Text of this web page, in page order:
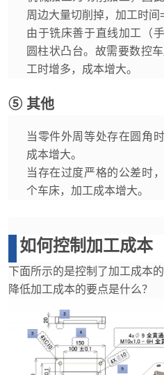
周边大量切削掉，加工时间
由于铣床善于直线加工（
圆柱状凸台。故需要数控
工时增多，成本增大。
⑤ 其他
当零件外周等处存在圆角
成本增大。
当存在过度严格的公差时
个车床，加工成本增大。
如何控制加工成本
下面所示的是控制了加工成本的
降低加工成本的要点是什么？